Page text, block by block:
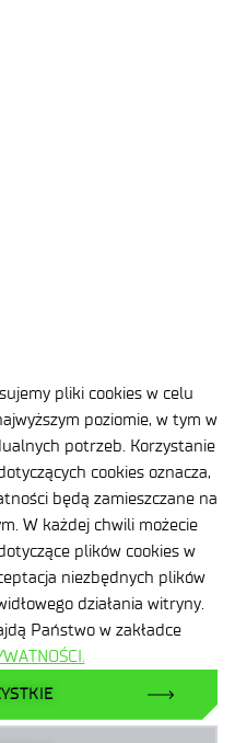
pliki cookies w celu
poziomie, w tym w
potrzeb. Korzystanie
cookies oznacza,
będą zamieszczane na
W każdej chwili możecie
plików cookies w
niezbędnych plików
działania witryny.
Państwo w zakładce
Polsce potrzebny jest
nią odpowiedzialność